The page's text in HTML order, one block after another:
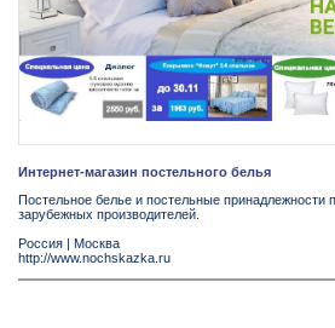
Интернет-магазин постельного белья
Постельное белье и постельные принадлежности
зарубежных производителей.
Россия
Москва
http://www.nochskazka.ru